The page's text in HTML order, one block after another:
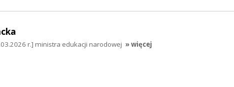
r.] ministra edukacji narodowej » więcej